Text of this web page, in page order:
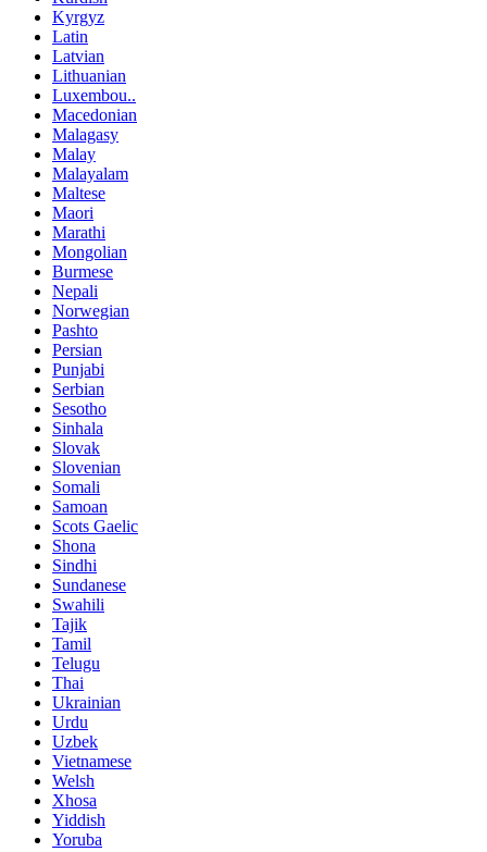
Kyrgyz
Latin
Latvian
Lithuanian
Luxembou..
Macedonian
Malagasy
Malay
Malayalam
Maltese
Maori
Marathi
Mongolian
Burmese
Nepali
Norwegian
Pashto
Persian
Punjabi
Serbian
Sesotho
Sinhala
Slovak
Slovenian
Somali
Samoan
Scots Gaelic
Shona
Sindhi
Sundanese
Swahili
Tajik
Tamil
Telugu
Thai
Ukrainian
Urdu
Uzbek
Vietnamese
Welsh
Xhosa
Yiddish
Yoruba